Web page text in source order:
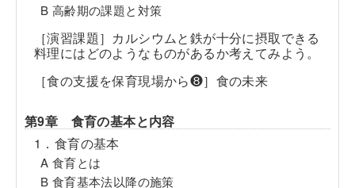
B 高齢期の課題と対策
［演習課題］カルシウムと鉄が十分に摂取できる
料理にはどのようなものがあるか考えてみよう。
［食の支援を保育現場から❽］食の未来
第9章 食育の基本と内容
1．食育の基本
A 食育とは
B 食育基本法以降の施策